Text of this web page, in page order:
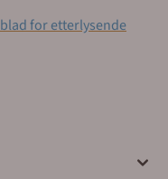
for etterlysende